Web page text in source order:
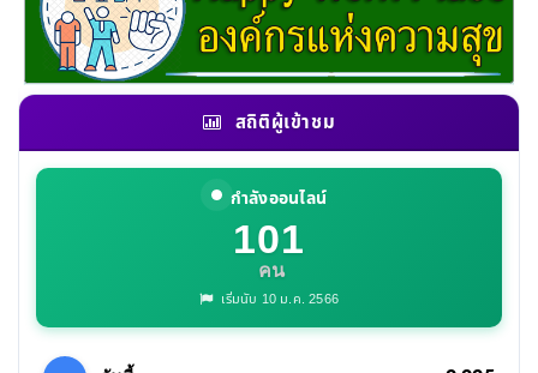
สถิติผู้เข้าชม
กำลังออนไลน์
101
คน
เริ่มนับ 10 ม.ค. 2566